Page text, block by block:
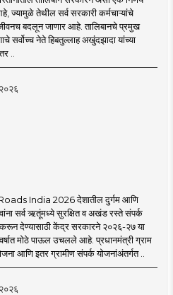
with culture,
tradition.
Maharashtra will
ज्यामुळे तेथील सर्व सरकारी कर्मचाऱ्यांचे
बदलून जाणार आहे. तालिबानचे प्रमुख
सर्वोच्च नेते हिबतुल्लाह अखुंदझादा यांच्या
..
India 2026 देशातील दुर्गम आणि
सर्व ऋतूंमध्ये सुरक्षित व अखंड रस्ते संपर्क
देण्यासाठी केंद्र सरकारने २०२६-२७ या
मोठे पाऊल उचलले आहे. प्रधानमंत्री ग्राम
आणि इतर ग्रामीण संपर्क योजनांअंतर्गत ..